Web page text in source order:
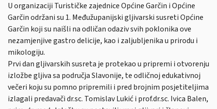
U organizaciji Turističke zajednice Općine Garčin i Općine
Garčin održani su 1. Međužupanijski gljivarski susreti Općine
Garčin koji su naišli na odličan odaziv svih poklonika ove
nezamjenjive gastro delicije, kao i zaljubljenika u prirodu i
mikologiju.
Prvi dan gljivarskih susreta je protekao u pripremi i otvorenju
izložbe gljiva sa područja Slavonije, te odličnoj edukativnoj
večeri koju su pomno pripremili i pred brojnim posjetiteljima
izlagali predavači dr.sc. Tomislav Lukić i prof.dr.sc. Ivica Balen,